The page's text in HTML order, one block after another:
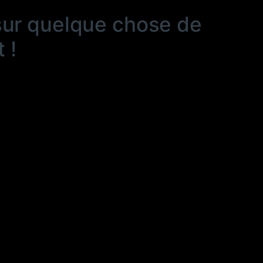
quelque chose de
!